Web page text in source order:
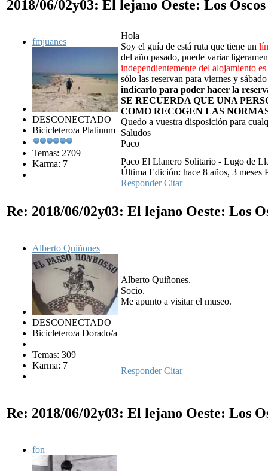
2018/06/02y03: El lejano Oeste: Los
fmjuanes
DESCONECTADO
Bicicletero/a Platinum
Temas: 2709
Karma: 7
Hola
Soy el guía de está ruta que tiene un
del año pasado, puede variar
independientemente del alojamiento
sólo las reservan para viernes y
indicarlo para poder hacer la
SE RECUERDA QUE UNA
COMO RECOGEN LAS
Quedo a vuestra disposición para
Saludos
Paco
Paco El Llanero Solitario - Lugo de
Última Edición: hace 8 años, 3 meses
Responder Citar
Re: 2018/06/02y03: El lejano Oeste: Los
Alberto Quiñones
DESCONECTADO
Bicicletero/a Dorado/a
Temas: 309
Karma: 7
Alberto Quiñones.
Socio.
Me apunto a visitar el museo.
Responder Citar
Re: 2018/06/02y03: El lejano Oeste: Los
fon